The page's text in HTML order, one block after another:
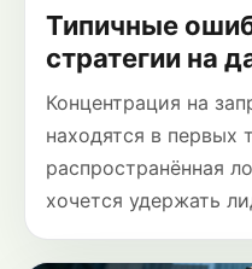
Типичные
стратегии на
Концентрация на
находятся в первых
распространённая
хочется удержать